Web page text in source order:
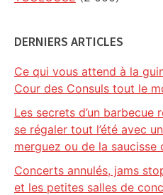
DERNIERS ARTICLES
Ce qui vous attend à la
Cour des Consuls tout le
Les secrets d’un barbecue
se régaler tout l’été avec
merguez ou de la saucisse
Concerts annulés, jams
et les petites salles de